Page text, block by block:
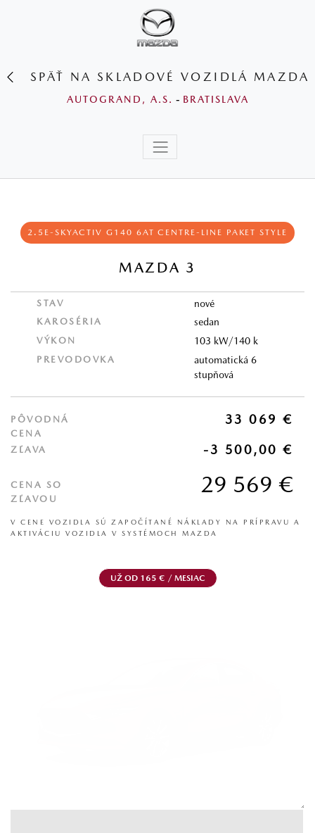
SPÄŤ NA SKLADOVÉ VOZIDLÁ MAZDA
AUTOGRAND, A.S. - BRATISLAVA
2.5E-SKYACTIV G140 6AT CENTRE-LINE PAKET STYLE
MAZDA 3
STAV nové
KAROSÉRIA sedan
VÝKON 103 kW/140 k
PREVODOVKA
automatická 6
stupňová
PÔVODNÁ
CENA
33 069 €
ZĽAVA -3 500,00 €
CENA SO
ZĽAVOU
29 569 €
V CENE VOZIDLA SÚ ZAPOČÍTANÉ NÁKLADY NA PRÍPRAVU A
AKTIVÁCIU VOZIDLA V SYSTÉMOCH MAZDA
UŽ OD 165 € / MESIAC